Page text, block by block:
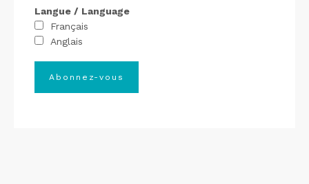
Langue / Language
Français
Anglais